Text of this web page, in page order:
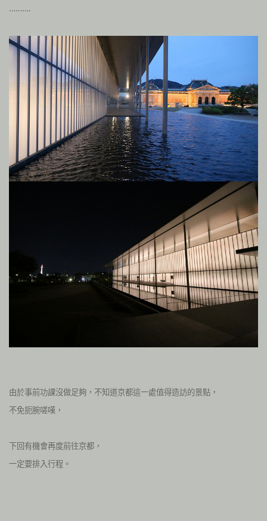
……….
由於事前功課沒做足夠，不知道京都這一處值得造訪的景點，
不免扼腕嗟嘆，
下回有機會再度前往京都，
一定要排入行程。